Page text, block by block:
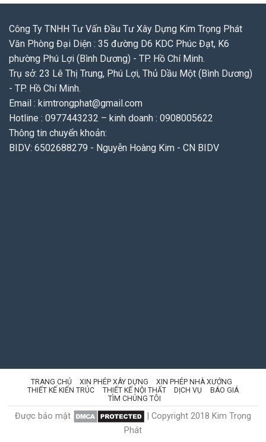
Công Ty TNHH Tư Vấn Đầu Tư Xây Dựng Kim Trọng Phát
Văn Phòng Đại Diện : 35 đường D6 KDC Phúc Đạt, K6
phường Phú Lợi (Bình Dương) - TP. Hồ Chí Minh.
Trụ sở: 23 Lê Thị Trung, Phú Lợi, Thủ Dầu Một (Bình Dương)
- TP. Hồ Chí Minh.
Email : kimtrongphat@gmail.com
Hotline : 0977443232 – kinh doanh : 0908005622
Thông tin chuyển khoản:
BIDV: 6502688279 - Nguyễn Hoàng Kim - CN BIDV
TRANG CHỦ XIN PHÉP XÂY DỰNG
XIN PHÉP NHÀ XƯỞNG
THIẾT KẾ KIẾN TRÚC
THIẾT KẾ NỘI THẤT DỊCH VỤ
BÁO GIÁ
TÌM CHÚNG TÔI
Được bảo mật
| Copyright 2018 Kim Trọng
Phát